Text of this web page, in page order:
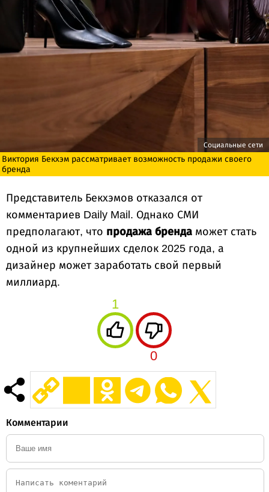
Социальные сети
Виктория Бекхэм рассматривает возможность продажи своего
бренда
Представитель Бекхэмов отказался от
комментариев Daily Mail. Однако СМИ
предполагают, что продажа бренда может стать
одной из крупнейших сделок 2025 года, а
дизайнер может заработать свой первый
миллиард.
1
0
Комментарии